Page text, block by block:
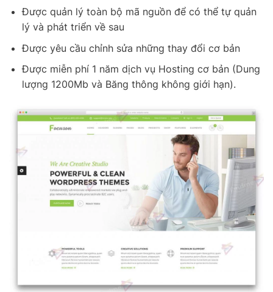
Được quản lý toàn bộ mã nguồn để có thể tự quản
lý và phát triển về sau
Được yêu cầu chỉnh sửa những thay đổi cơ bản
Được miễn phí 1 năm dịch vụ Hosting cơ bản (Dung
lượng 1200Mb và Băng thông không giới hạn).